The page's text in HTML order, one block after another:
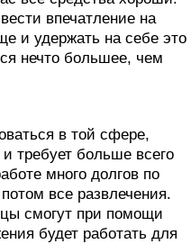
впечатление на
и удержать на себе это
нечто большее, чем
в той сфере,
требует больше всего
много долгов по
все развлечения.
смогут при помощи
будет работать для